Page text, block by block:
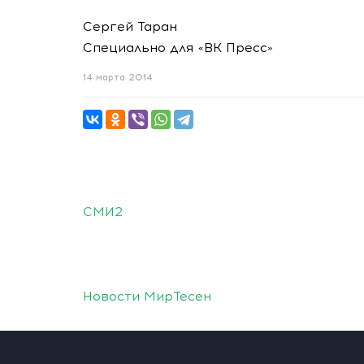
Сергей Таран
Специально для «ВК Пресс»
14 марта 2014
СМИ2
Новости МирТесен